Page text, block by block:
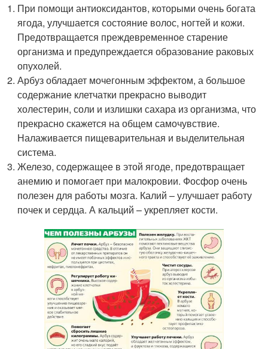
При помощи антиоксидантов, которыми очень богата
ягода, улучшается состояние волос, ногтей и кожи.
Предотвращается преждевременное старение
организма и предупреждается образование раковых
опухолей.
Арбуз обладает мочегонным эффектом, а большое
содержание клетчатки прекрасно выводит
холестерин, соли и излишки сахара из организма, что
прекрасно скажется на общем самочувствие.
Налаживается пищеварительная и выделительная
система.
Железо, содержащее в этой ягоде, предотвращает
анемию и помогает при малокровии. Фосфор очень
полезен для работы мозга. Калий – улучшает работу
почек и сердца. А кальций – укрепляет кости.